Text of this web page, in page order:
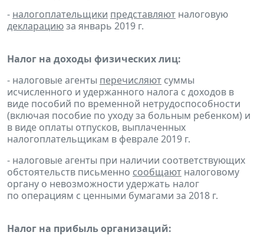
- налогоплательщики представляют налоговую
декларациюза январь 2019 г.
Налог на доходы физических лиц:
- налоговые агенты перечисляют суммы
исчисленного и удержанного налога с доходов в
виде пособий по временной нетрудоспособности
(включая пособие по уходу за больным ребенком) и
в виде оплаты отпусков, выплаченных
налогоплательщикам в феврале 2019 г.
- налоговые агенты при наличии соответствующих
обстоятельств письменно сообщают налоговому
органу о невозможности удержать налог
по операциям с ценными бумагами за 2018 г.
Налог на прибыль организаций: